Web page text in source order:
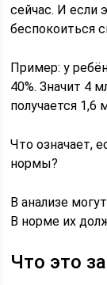
сейчас. И если
беспокоиться
Пример: у
40%. Значит 4
получается 1,6
Что означает,
нормы?
В анализе
В норме их
Что это